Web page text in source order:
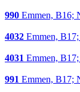
990 Emmen, B16;
4032 Emmen,
4031 Emmen,
991 Emmen, B17;